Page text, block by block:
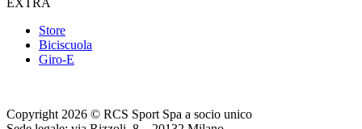
Store
Biciscuola
Giro-E
Copyright 2026 © RCS Sport Spa a socio unico